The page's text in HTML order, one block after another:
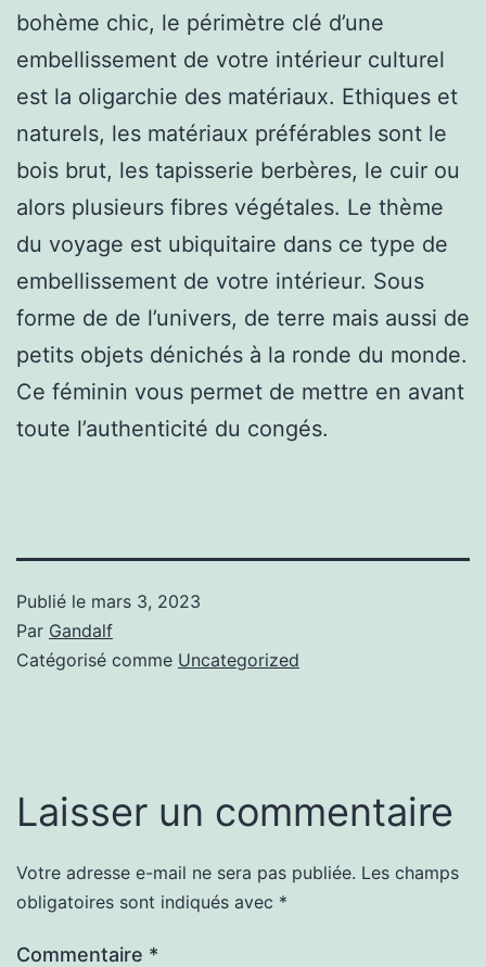
bohème chic, le périmètre clé d’une
embellissement de votre intérieur culturel
est la oligarchie des matériaux. Ethiques et
naturels, les matériaux préférables sont le
bois brut, les tapisserie berbères, le cuir ou
alors plusieurs fibres végétales. Le thème
du voyage est ubiquitaire dans ce type de
embellissement de votre intérieur. Sous
forme de de l’univers, de terre mais aussi de
petits objets dénichés à la ronde du monde.
Ce féminin vous permet de mettre en avant
toute l’authenticité du congés.
Publié le mars 3, 2023
Par Gandalf
Catégorisé comme Uncategorized
Laisser un commentaire
Votre adresse e-mail ne sera pas publiée. Les champs
obligatoires sont indiqués avec *
Commentaire *